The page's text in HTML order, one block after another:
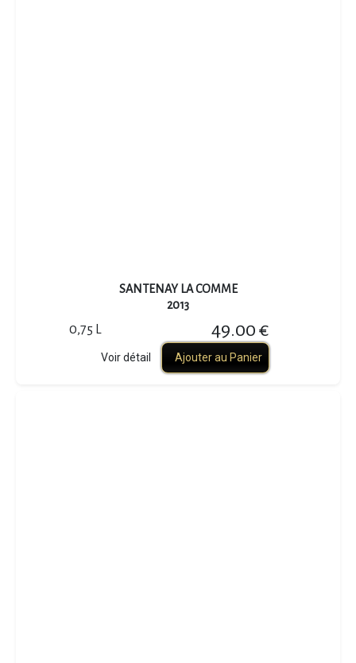
SANTENAY LA COMME
2013
0,75 L 49.00 €
Voir détail Ajouter au Panier